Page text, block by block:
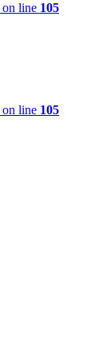
on line 105
on line 105